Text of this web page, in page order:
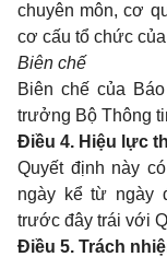
chuyên môn, cơ
cơ cấu tổ chức
Biên chế
Biên chế của
trưởng Bộ Thông
Điều 4. Hiệu lực
Quyết định này
ngày kể từ ngày
trước đây trái với
Điều 5. Trách